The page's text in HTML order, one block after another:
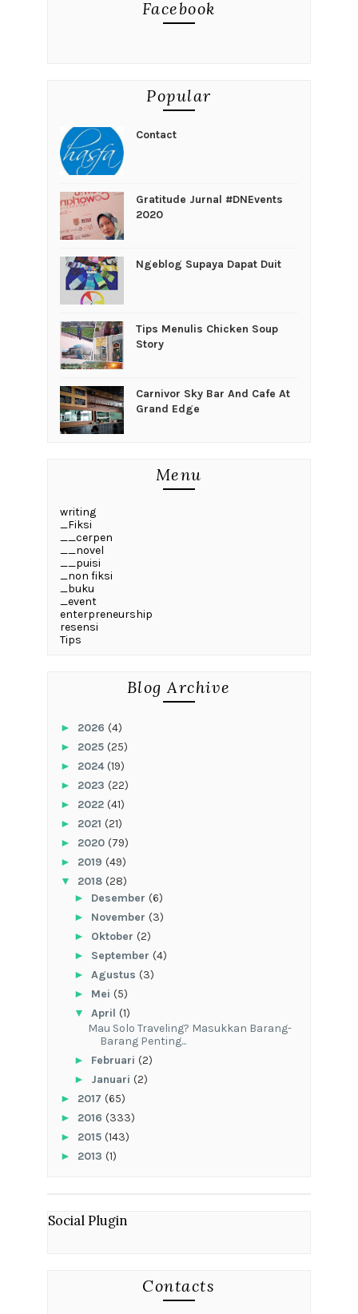
Facebook
Popular
Contact
Gratitude Jurnal #DNEvents
2020
Ngeblog Supaya Dapat Duit
Tips Menulis Chicken Soup
Story
Carnivor Sky Bar And Cafe At
Grand Edge
Menu
writing
_Fiksi
__cerpen
__novel
__puisi
_non fiksi
_buku
_event
enterpreneurship
resensi
Tips
Blog Archive
► 2026 (4)
► 2025 (25)
► 2024(19)
► 2023 (22)
► 2022 (41)
► 2021 (21)
► 2020 (79)
► 2019 (49)
▼ 2018 (28)
► Desember (6)
► November (3)
► Oktober (2)
► September (4)
► Agustus (3)
► Mei (5)
▼ April (1)
Mau Solo Traveling? Masukkan Barang-
Barang Penting...
► Februari (2)
► Januari (2)
► 2017 (65)
► 2016 (333)
► 2015 (143)
► 2013 (1)
Social Plugin
Contacts